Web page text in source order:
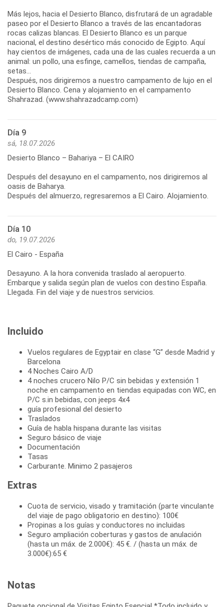
Más lejos, hacia el Desierto Blanco, disfrutará de un agradable
paseo por el Desierto Blanco a través de las encantadoras
rocas calizas blancas. El Desierto Blanco es un parque
nacional, el destino desértico más conocido de Egipto. Aquí
hay cientos de imágenes, cada una de las cuales recuerda a un
animal: un pollo, una esfinge, camellos, tiendas de campaña,
setas...
Después, nos dirigiremos a nuestro campamento de lujo en el
Desierto Blanco. Cena y alojamiento en el campamento
Shahrazad. (www.shahrazadcamp.com)
Día 9
sá, 18.07.2026
Desierto Blanco – Bahariya – El CAIRO
Después del desayuno en el campamento, nos dirigiremos al
oasis de Baharya.
Después del almuerzo, regresaremos a El Cairo. Alojamiento.
Día 10
do, 19.07.2026
El Cairo - España
Desayuno. A la hora convenida traslado al aeropuerto.
Embarque y salida según plan de vuelos con destino España.
Llegada. Fin del viaje y de nuestros servicios.
Incluido
Vuelos regulares de Egyptair en clase “G” desde Madrid y
Barcelona
4 Noches Cairo A/D
4 noches crucero Nilo P/C sin bebidas y extensión 1
noche en campamento en tiendas equipadas con WC, en
P/C s.in bebidas, con jeeps 4x4
guía profesional del desierto
Traslados
Guía de habla hispana durante las visitas
Seguro básico de viaje
Documentación
Tasas
Carburante. Minimo 2 pasajeros
Extras
Cuota de servicio, visado y tramitación (parte vinculante
del viaje de pago obligatorio en destino): 100€
Propinas a los guías y conductores no incluidas
Seguro ampliación coberturas y gastos de anulación
(hasta un máx. de 2.000€): 45 €. / (hasta un máx. de
3.000€):65 €
Notas